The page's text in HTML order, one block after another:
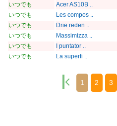
いつでも
Acer AS10B ..
いつでも
Les compos ..
いつでも
Drie reden ..
いつでも
Massimizza ..
いつでも
I puntator ..
いつでも
La superfi ..
1 2 3